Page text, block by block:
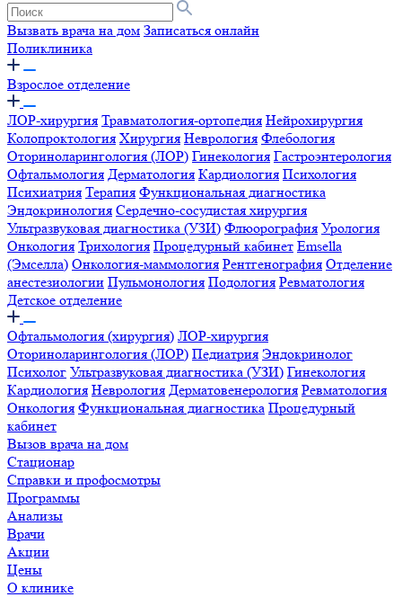
Вызвать врача на дом Записаться онлайн
Поликлиника
Взрослое отделение
ЛОР-хирургия Травматология-ортопедия Нейрохирургия
Колопроктология Хирургия Неврология Флебология
Оториноларингология (ЛОР) Гинекология Гастроэнтерология
Офтальмология Дерматология Кардиология Психология
Психиатрия Терапия Функциональная диагностика
Эндокринология Сердечно-сосудистая хирургия
Ультразвуковая диагностика (УЗИ) Флюорография Урология
Онкология Трихология Процедурный кабинет Emsella
(Эмселла) Онкология-маммология Рентгенография Отделение
анестезиологии Пульмонология Подология Ревматология
Детское отделение
Офтальмология (хирургия) ЛОР-хирургия
Оториноларингология (ЛОР) Педиатрия Эндокринолог
Психолог Ультразвуковая диагностика (УЗИ) Гинекология
Кардиология Неврология Дерматовенерология Ревматология
Онкология Функциональная диагностика Процедурный
кабинет
Вызов врача на дом
Стационар
Справки и профосмотры
Программы
Анализы
Врачи
Акции
Цены
О клинике